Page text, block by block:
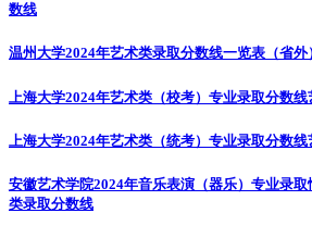
数线
温州大学2024年艺术类录取分数线一览表（省外
上海大学2024年艺术类（校考）专业录取分数线
上海大学2024年艺术类（统考）专业录取分数线
安徽艺术学院2024年音乐表演（器乐）专业录取
类录取分数线